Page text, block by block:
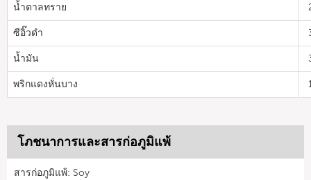
น้ำตาลทราย
ซีอิ๊วดำ
น้ำมัน
พริกแดงหั่นบาง
โภชนาการและสารก่อภูมิแพ้
สารก่อภูมิแพ้: Soy